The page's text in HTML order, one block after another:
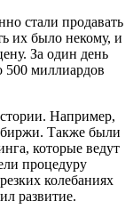
стали продавать
их было некому, и
За один день
500 миллиардов
Например,
биржи. Также были
которые ведут
процедуру
колебаниях
развитие.